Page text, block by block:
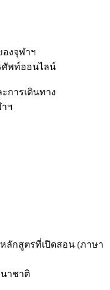
งจุฬาฯ
ศัพท์ออนไลน์
การเดินทาง
ฯ
หลักสูตรที่เปิดสอน (ภาษา
าชาติ